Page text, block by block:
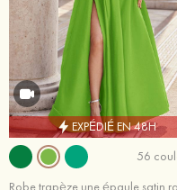
EXPÉDIÉ EN 48H
56